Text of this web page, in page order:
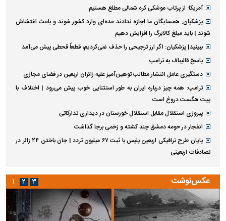
آمریکا: از پرتاب موشکی کره شمالی مطلع هستیم
پزشکیان: همسایگان ما اجازه ندادند عده‌ای وارد کشور شوند و باعث اغتشاش
شوند | باید مبلغ کالابرگ را افزایش دهیم
ببینید| پزشکیان: اگر ارز ترجیحی را حذف نمی‌کردیم، قطعاً قحطی پیش می‌آمد
پاسخ قالیباف به ترامپ
دستگیری عامل انتشار مطالب توهین‌آمیز علیه زائران اربعین در فضای مجازی
ترامپ: همه چیز درباره ایران به طور استثنایی خوب پیش می‌رود | اختلاف با
پیت هگست دروغ است
پیروزی استقلال مقابل استقلال خوزستان در دیداری تدارکاتی
انفجار در حومه دمشق چند کشته و زخمی برجا گذاشت
پایان طرح ترافیکی اربعین پلیس با ثبت ۶۷ میلیون تردد | جان باختن ۲۴ زائر در
تصادفات اربعینی
عکس‌نوشت ۱ ۲ ۳